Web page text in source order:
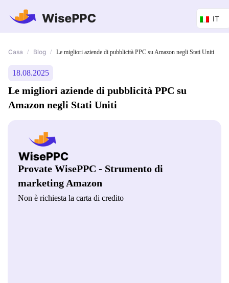
IT
Casa / Blog / Le migliori aziende di pubblicità PPC su Amazon negli Stati Uniti
18.08.2025
Le migliori aziende di pubblicità PPC su
Amazon negli Stati Uniti
Provate WisePPC - Strumento di
marketing Amazon
Non è richiesta la carta di credito